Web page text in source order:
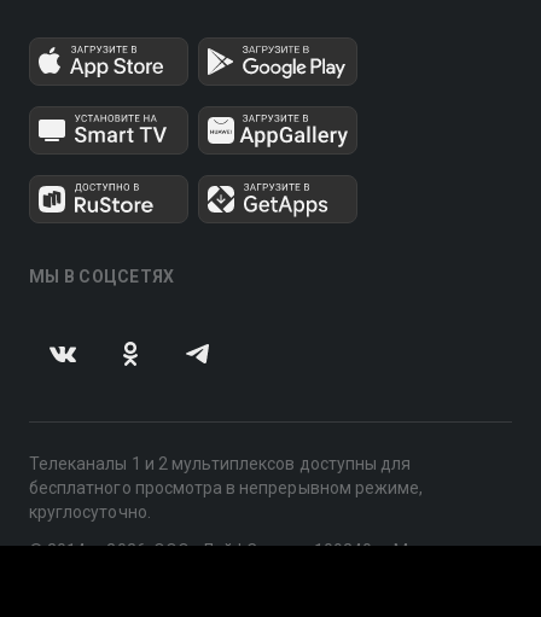
МЫ В СОЦСЕТЯХ
Телеканалы 1 и 2 мультиплексов доступны для
бесплатного просмотра в непрерывном режиме,
круглосуточно.
© 2014 — 2026, ООО «ЛайфСтрим», 109240, г. Москва,